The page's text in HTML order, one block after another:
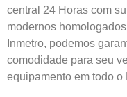
central 24 Horas com
modernos
Inmetro, podemos
comodidade para seu
equipamento em todo o